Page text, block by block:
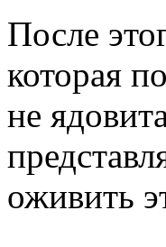
После
которая
не
оживить